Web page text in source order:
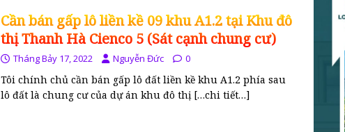
Cần bán gấp lô liền kề 09 khu A1.2 tại Khu đô
thị Thanh Hà Cienco 5 (Sát cạnh chung cư)
Tháng Bảy 17, 2022 Nguyễn Đức 0
Tôi chính chủ cần bán gấp lô đất liền kề khu A1.2 phía sau
lô đất là chung cư của dự án khu đô thị […chi tiết…]